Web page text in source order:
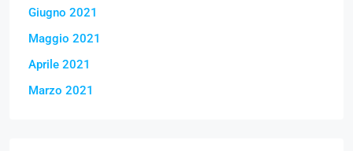
Giugno 2021
Maggio 2021
Aprile 2021
Marzo 2021